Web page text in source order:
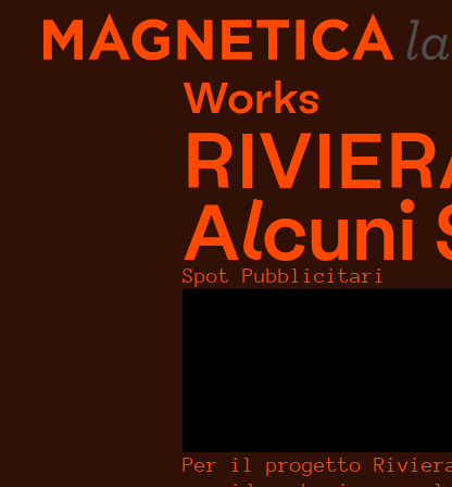
Works
Alcuni
Spot Pubblicitari
Per il progetto Riviera